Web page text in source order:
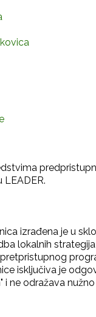
LEADER.
izrađena je u
lokalnih
isključiva je
i ne odražava